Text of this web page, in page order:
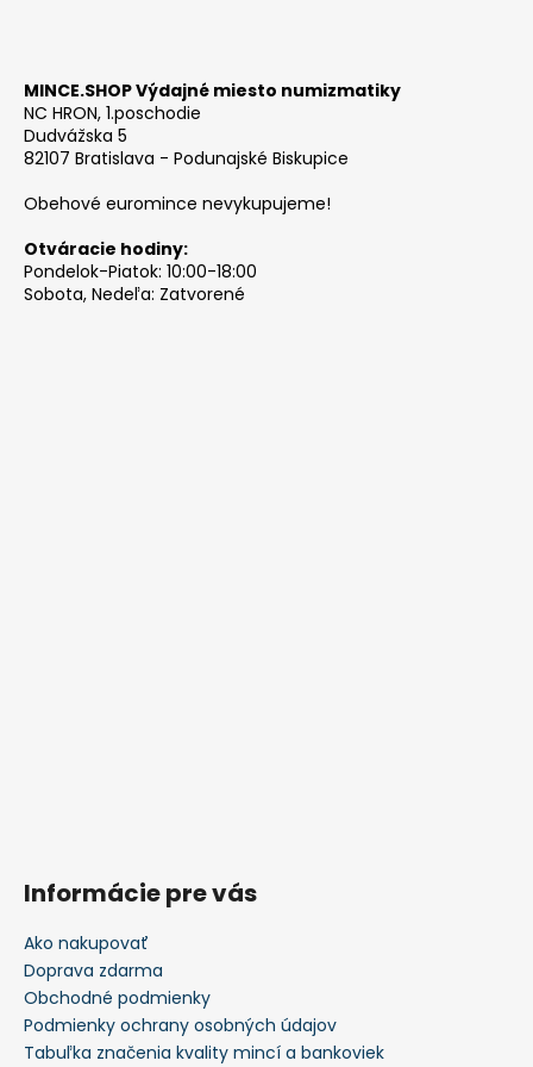
MINCE.SHOP Výdajné miesto numizmatiky
NC HRON, 1.poschodie
Dudvážska 5
82107 Bratislava - Podunajské Biskupice
Obehové euromince nevykupujeme!
Otváracie hodiny:
Pondelok-Piatok: 10:00-18:00
Sobota, Nedeľa: Zatvorené
Informácie pre vás
Ako nakupovať
Doprava zdarma
Obchodné podmienky
Podmienky ochrany osobných údajov
Tabuľka značenia kvality mincí a bankoviek